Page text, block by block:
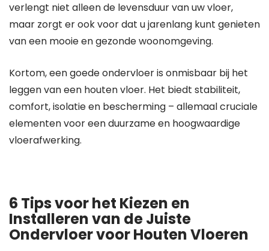
verlengt niet alleen de levensduur van uw vloer,
maar zorgt er ook voor dat u jarenlang kunt genieten
van een mooie en gezonde woonomgeving.
Kortom, een goede ondervloer is onmisbaar bij het
leggen van een houten vloer. Het biedt stabiliteit,
comfort, isolatie en bescherming – allemaal cruciale
elementen voor een duurzame en hoogwaardige
vloerafwerking.
6 Tips voor het Kiezen en
Installeren van de Juiste
Ondervloer voor Houten Vloeren